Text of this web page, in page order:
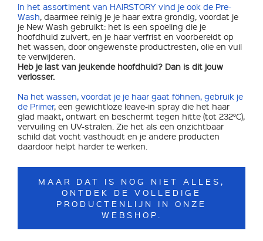
In het assortiment van HAIRSTORY vind je ook de Pre-
Wash, daarmee reinig je je haar extra grondig, voordat je
je New Wash gebruikt: het is een spoeling die je
hoofdhuid zuivert, en je haar verfrist en voorbereidt op
het wassen, door ongewenste productresten, olie en vuil
te verwijderen.
Heb je last van jeukende hoofdhuid? Dan is dit jouw
verlosser.
Na het wassen, voordat je je haar gaat föhnen, gebruik je
de Primer, een gewichtloze leave-in spray die het haar
glad maakt, ontwart en beschermt tegen hitte (tot 232°C),
vervuiling en UV-stralen. Zie het als een onzichtbaar
schild dat vocht vasthoudt en je andere producten
daardoor helpt harder te werken.
MAAR DAT IS NOG NIET ALLES,
ONTDEK DE VOLLEDIGE
PRODUCTENLIJN IN ONZE
WEBSHOP.